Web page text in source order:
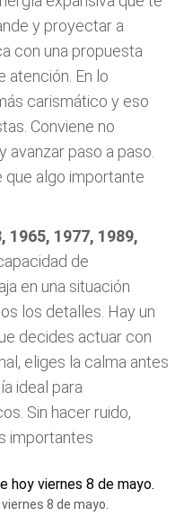
y proyectar a
con una propuesta
atención. En lo
carismático y eso
Conviene no
paso a paso.
que algo importante
1965, 1977, 1989,
de
en una situación
los detalles. Hay un
decides actuar con
eliges la calma antes
ideal para
Sin hacer ruido,
importantes
8 de mayo.